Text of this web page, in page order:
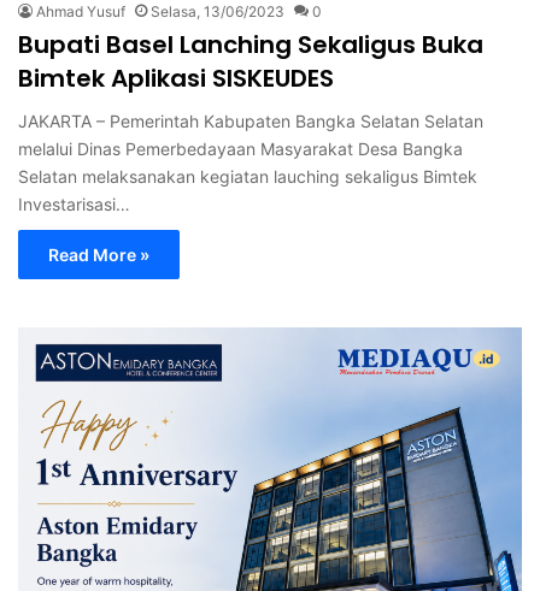
Ahmad Yusuf Selasa, 13/06/2023 0
Bupati Basel Lanching Sekaligus Buka
Bimtek Aplikasi SISKEUDES
JAKARTA – Pemerintah Kabupaten Bangka Selatan Selatan
melalui Dinas Pemerbedayaan Masyarakat Desa Bangka
Selatan melaksanakan kegiatan lauching sekaligus Bimtek
Investarisasi…
Read More »